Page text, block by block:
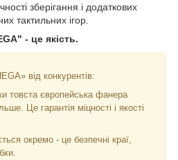
зберігання і додаткових
тактильних ігор.
- це якість.
від конкурентів:
товста європейська фанера
Це гарантія міцності і якості
окремо - це безпечні краї,